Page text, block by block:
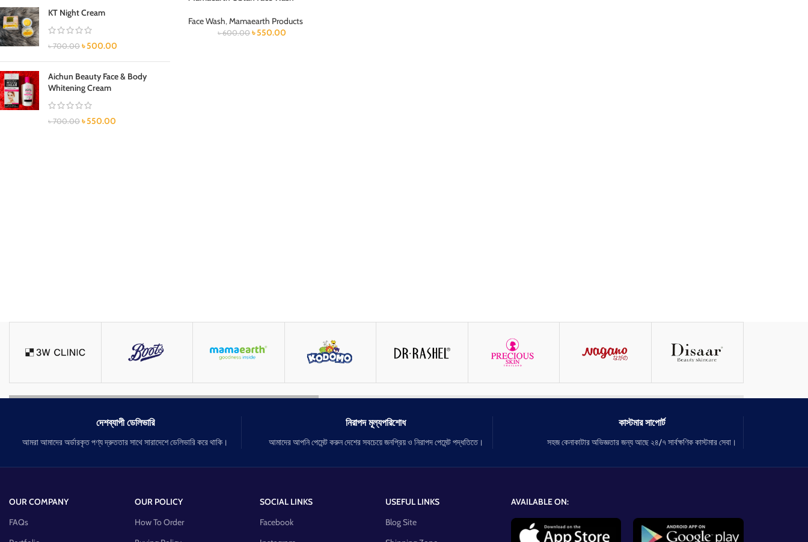
KT Night Cream
৳700.00 ৳500.00
Aichun Beauty Face & Body
Whitening Cream
৳700.00 ৳550.00
Face Wash,Mamaearth Products
৳600.00 ৳550.00
দেশব্যাপী ডেলিভারি
আমরা আমাদের অর্ডারকৃত পণ্য দ্রুততার সাথে সারাদেশে ডেলিভারি করে থাকি।
নিরাপদ মূল্যপরিশোধ
আমাদের আপনি পেমেন্ট করুন দেশের সবচেয়ে জনপ্রিয় ও নিরাপদ পেমেন্ট পদ্ধতিতে।
কাস্টমার সাপোর্ট
সহজ কেনাকাটার অভিজ্ঞতার জন্য আছে ২৪/৭ সার্বক্ষণিক কাস্টমার সেবা।
OUR COMPANY
FAQs
OUR POLICY
How To Order
SOCIAL LINKS
Facebook
USEFUL LINKS
Blog Site
AVAILABLE ON: